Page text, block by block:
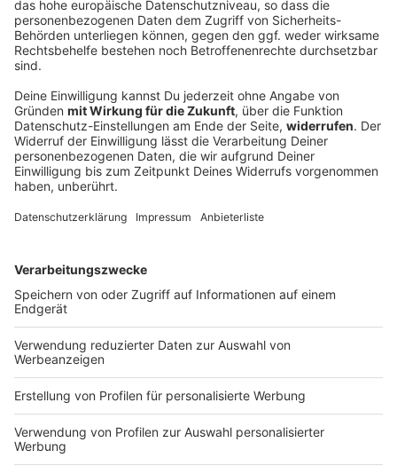
30.000 Quadratmeter
Immer wieder müssen in diesen Tagen die
Feuerwehren wegen Waldbränden ausrücken. In
Hessen an der Grenze zu Bayern kämpfen die
DEINE GEMERKTEN ARTIKEL
Du hast dir noch keine Artikel gemerkt
Markiere sie hierfür mit einem